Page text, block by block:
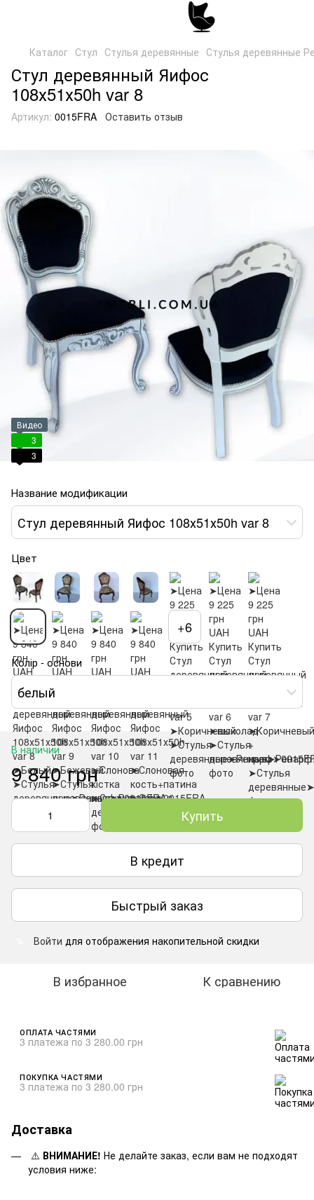
Каталог Стул Стулья деревянные Стулья деревянные
Стул деревянный Яифос
108х51х50h var 8
Артикул: 0015FRA Оставить отзыв
Видео
3
3
Название модификации
Стул деревянный Яифос 108х51х50h var 8
Цвет
+6
Колір - основи
белый
В наличии
9 840 грн
Купить
В кредит
Быстрый заказ
Войти для отображения накопительной скидки
В избранное К сравнению
ОПЛАТА ЧАСТЯМИ
3 платежа по 3 280.00 грн
ПОКУПКА ЧАСТЯМИ
3 платежа по 3 280.00 грн
Доставка
⚠️ ВНИМАНИЕ! Не делайте заказ, если вам не подходят
условия ниже: